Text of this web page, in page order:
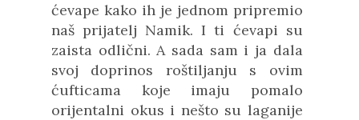
ćevape kako ih je jednom pripremio
naš prijatelj Namik. I ti ćevapi su
zaista odlični. A sada sam i ja dala
svoj doprinos roštiljanju s ovim
ćufticama koje imaju pomalo
orijentalni okus i nešto su laganije